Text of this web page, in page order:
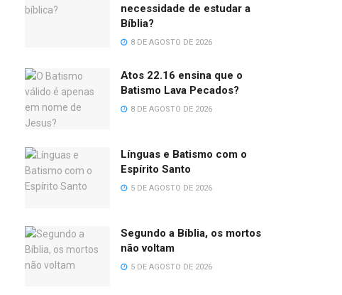
necessidade de estudar a
Bíblia?
8 DE AGOSTO DE 2026
Atos 22.16 ensina que o
Batismo Lava Pecados?
8 DE AGOSTO DE 2026
Línguas e Batismo com o
Espírito Santo
5 DE AGOSTO DE 2026
Segundo a Bíblia, os mortos
não voltam
5 DE AGOSTO DE 2026